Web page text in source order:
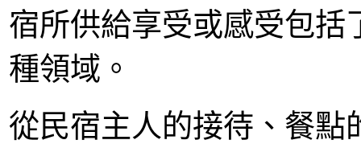
宿所供給享受或感受包括
種領域。
從民宿主人的接待、餐點